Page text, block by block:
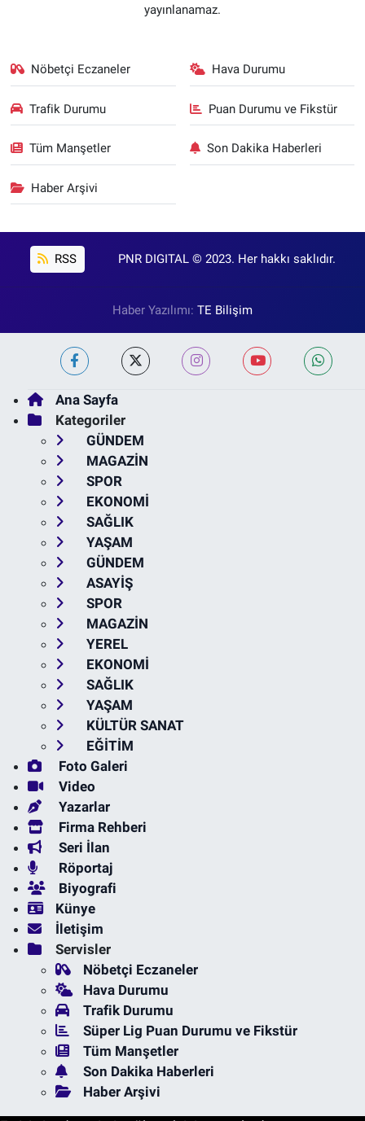
yayınlanamaz.
Nöbetçi Eczaneler Hava Durumu
Trafik Durumu Puan Durumu ve Fikstür
Tüm Manşetler Son Dakika Haberleri
Haber Arşivi
RSS PNR DIGITAL © 2023. Her hakkı saklıdır.
Haber Yazılımı: TE Bilişim
Ana Sayfa
Kategoriler
GÜNDEM
MAGAZİN
SPOR
EKONOMİ
SAĞLIK
YAŞAM
GÜNDEM
ASAYİŞ
SPOR
MAGAZİN
YEREL
EKONOMİ
SAĞLIK
YAŞAM
KÜLTÜR SANAT
EĞİTİM
Foto Galeri
Video
Yazarlar
Firma Rehberi
Seri İlan
Röportaj
Biyografi
Künye
İletişim
Servisler
Nöbetçi Eczaneler
Hava Durumu
Trafik Durumu
Süper Lig Puan Durumu ve Fikstür
Tüm Manşetler
Son Dakika Haberleri
Haber Arşivi